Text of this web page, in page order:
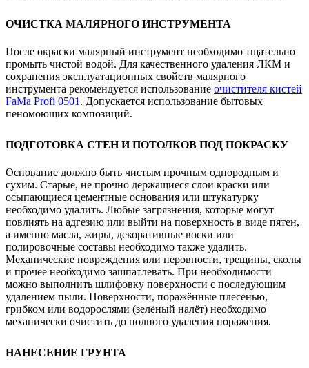
ОЧИСТКА МАЛЯРНОГО ИНСТРУМЕНТА
После окраски малярный инструмент необходимо тщательно
промыть чистой водой. Для качественного удаления ЛКМ и
сохранения эксплуатационных свойств малярного
инструмента рекомендуется использование очистителя кистей
FaMa Profi 0501 . Допускается использование бытовых
пеномоющих композиций.
ПОДГОТОВКА СТЕН И ПОТОЛКОВ ПОД ПОКРАСКУ
Основание должно быть чистым прочным однородным и
сухим. Старые, не прочно держащиеся слои краски или
осыпающиеся цементные основания или штукатурку
необходимо удалить. Любые загрязнения, которые могут
повлиять на адгезию или выйти на поверхность в виде пятен,
а именно масла, жиры, декоративные воски или
полировочные составы необходимо также удалить.
Механические повреждения или неровности, трещины, сколы
и прочее необходимо зашпатлевать. При необходимости
можно выполнить шлифовку поверхности с последующим
удалением пыли. Поверхности, поражённые плесенью,
грибком или водорослями (зелёный налёт) необходимо
механически очистить до полного удаления поражения.
НАНЕСЕНИЕ ГРУНТА